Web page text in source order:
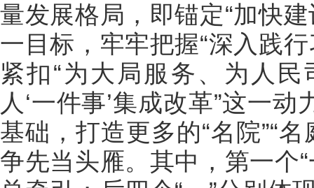
量发展格局，即锚定“加快
一目标，牢牢把握“深入践
紧扣“为大局服务、为人
人‘一件事’集成改革”这一
基础，打造更多的“名院”“名
争先当头雁。其中，第一个